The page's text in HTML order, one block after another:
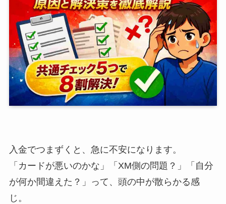
入金でつまずくと、急に不安になります。
「カードが悪いのかな」「XM側の問題？」「自分
が何か間違えた？」って、頭の中が散らかる感
じ。